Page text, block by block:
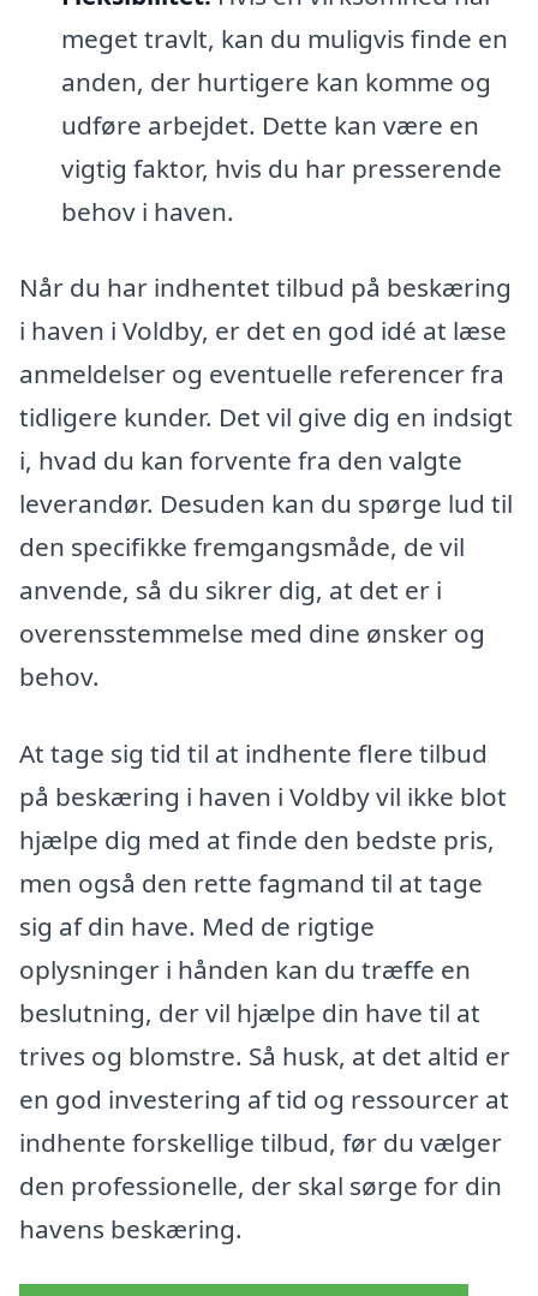
meget travlt, kan du muligvis finde en
anden, der hurtigere kan komme og
udføre arbejdet. Dette kan være en
vigtig faktor, hvis du har presserende
behov i haven.
Når du har indhentet tilbud på beskæring
i haven i Voldby, er det en god idé at læse
anmeldelser og eventuelle referencer fra
tidligere kunder. Det vil give dig en indsigt
i, hvad du kan forvente fra den valgte
leverandør. Desuden kan du spørge lud til
den specifikke fremgangsmåde, de vil
anvende, så du sikrer dig, at det er i
overensstemmelse med dine ønsker og
behov.
At tage sig tid til at indhente flere tilbud
på beskæring i haven i Voldby vil ikke blot
hjælpe dig med at finde den bedste pris,
men også den rette fagmand til at tage
sig af din have. Med de rigtige
oplysninger i hånden kan du træffe en
beslutning, der vil hjælpe din have til at
trives og blomstre. Så husk, at det altid er
en god investering af tid og ressourcer at
indhente forskellige tilbud, før du vælger
den professionelle, der skal sørge for din
havens beskæring.